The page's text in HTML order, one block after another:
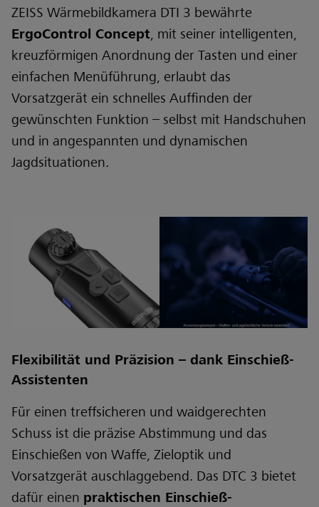
ZEISS Wärmebildkamera DTI 3 bewährte
ErgoControl Concept, mit seiner intelligenten,
kreuzförmigen Anordnung der Tasten und einer
einfachen Menüführung, erlaubt das
Vorsatzgerät ein schnelles Auffinden der
gewünschten Funktion – selbst mit Handschuhen
und in angespannten und dynamischen
Jagdsituationen.
Flexibilität und Präzision – dank Einschieß-
Assistenten
Für einen treffsicheren und waidgerechten
Schuss ist die präzise Abstimmung und das
Einschießen von Waffe, Zieloptik und
Vorsatzgerät auschlaggebend. Das DTC 3 bietet
dafür einen praktischen Einschieß-